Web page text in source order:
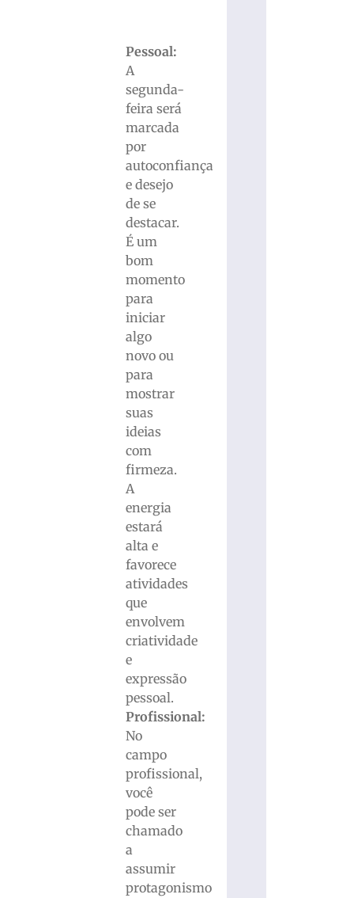
Pessoal:
A
segunda-
feira será
marcada
por
autoconfiança
e desejo
de se
destacar.
É um
bom
momento
para
iniciar
algo
novo ou
para
mostrar
suas
ideias
com
firmeza.
A
energia
estará
alta e
favorece
atividades
que
envolvem
criatividade
e
expressão
pessoal.
Profissional:
No
campo
profissional,
você
pode ser
chamado
a
assumir
protagonismo